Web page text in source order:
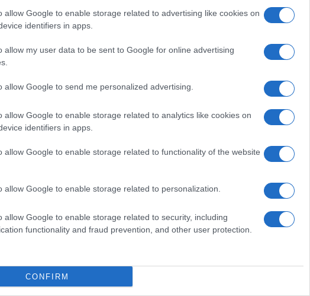
allow Google to enable storage related to advertising like cookies on
identifiers in apps.
allow my user data to be sent to Google for online advertising
allow Google to send me personalized advertising.
allow Google to enable storage related to analytics like cookies on
identifiers in apps.
allow Google to enable storage related to functionality of the website
allow Google to enable storage related to personalization.
allow Google to enable storage related to security, including
functionality and fraud prevention, and other user protection.
CONFIRM
è stato sostituito da
Wang Yi,
che Meloni stia cercando una soluzione
non scontentando Pechino e
potrebbe essere il risultato di una
per l’Italia e la Cina?
i quali, malgrado non avessero alcun
a Pechino, subito dopo lo scontato
con uno stuolo di aziende e miliardi di
potrebbe essere rappresentata dalla
di Italia e Cina, che
da parte mandarina per
iniziativa, Meloni potrebbe proporre a Xi